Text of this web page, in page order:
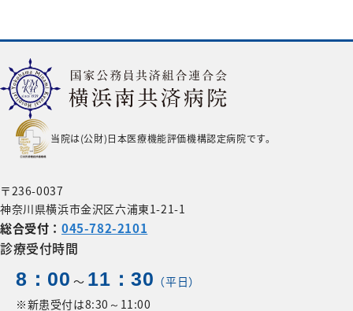
当院は(公財)日本医療機能評価機構認定病院です。
〒236-0037
神奈川県横浜市金沢区六浦東1-21-1
総合受付：045-782-2101
診療受付時間
8：00 〜 11：30 （平日）
※新患受付は8:30～11:00